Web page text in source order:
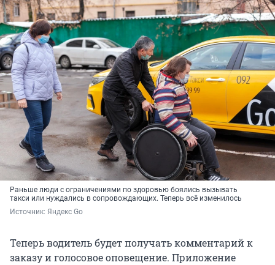
Раньше люди с ограничениями по здоровью боялись вызывать
такси или нуждались в сопровождающих. Теперь всё изменилось
Источник: Яндекс Go
Теперь водитель будет получать комментарий к
заказу и голосовое оповещение. Приложение